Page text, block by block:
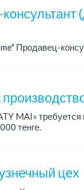
Продавец-
MAI» требуется
тенге.
цех